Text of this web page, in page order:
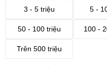
3 - 5 triệu 5 -
50 - 100 triệu 100 -
Trên 500 triệu